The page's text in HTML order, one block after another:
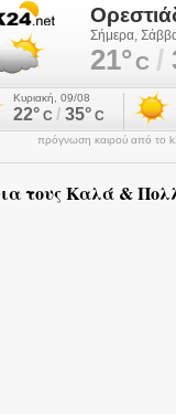
πρόγνωση καιρού από το
τους Καλά &